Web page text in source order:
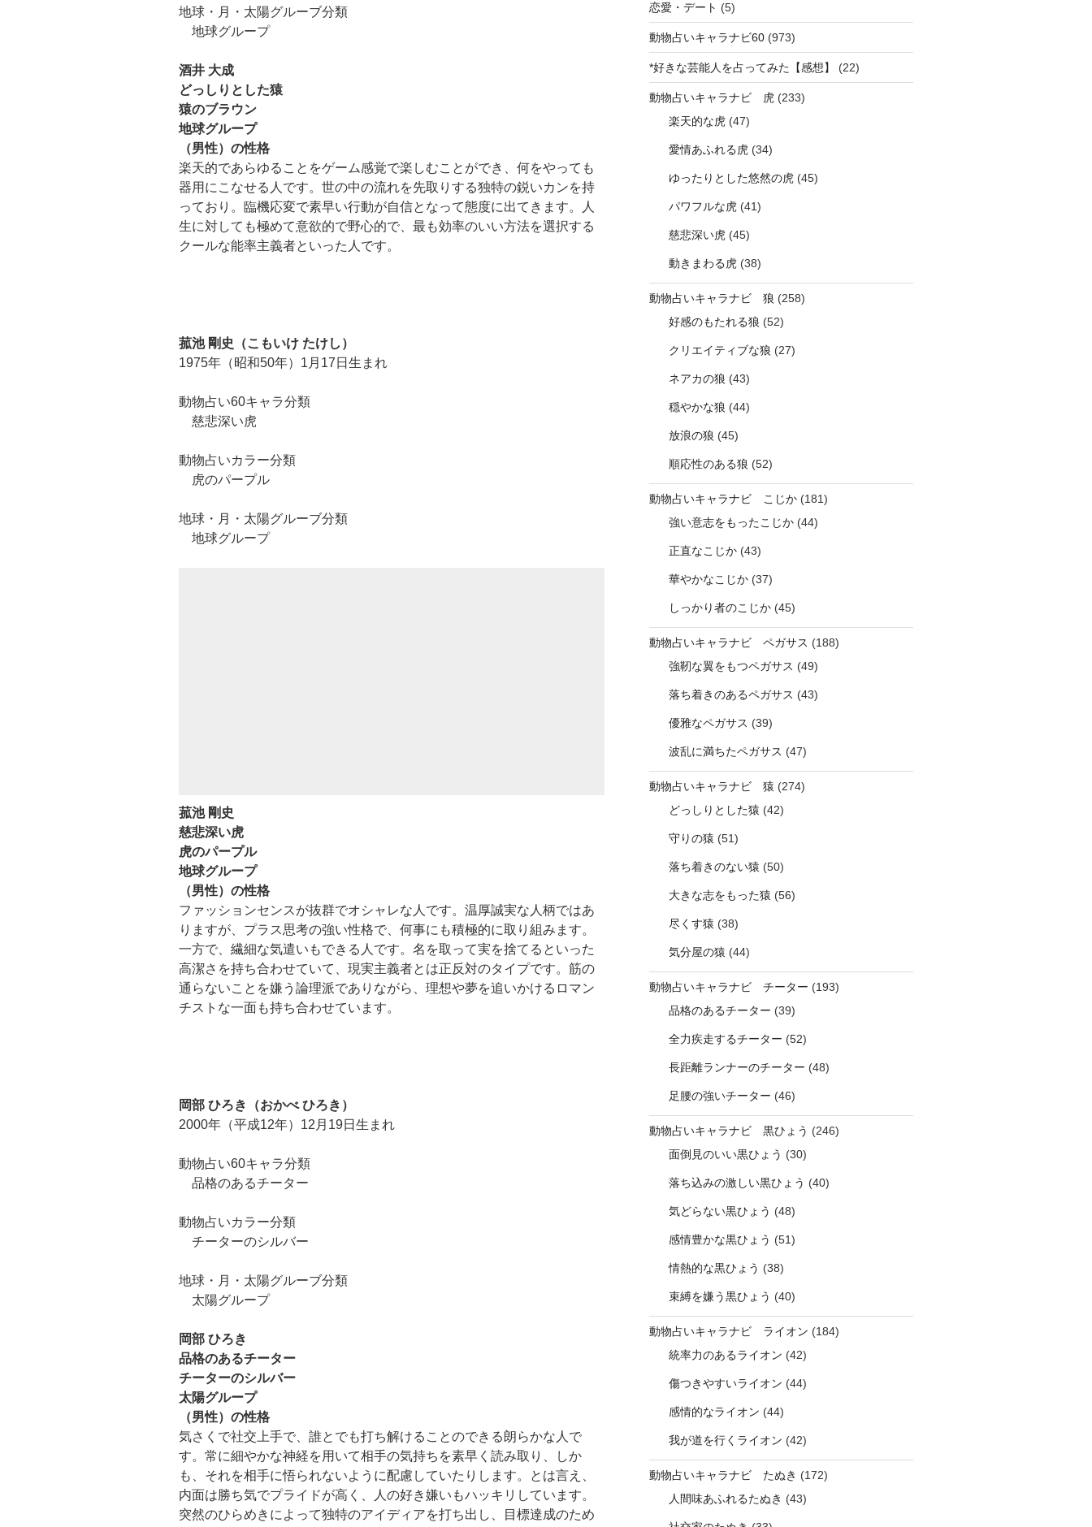
地球・月・太陽グルーブ分類
地球グループ
酒井 大成
どっしりとした猿
猿のブラウン
地球グループ
（男性）の性格
楽天的であらゆることをゲーム感覚で楽しむことができ、何をやっても
器用にこなせる人です。世の中の流れを先取りする独特の鋭いカンを持
っており。臨機応変で素早い行動が自信となって態度に出てきます。人
生に対しても極めて意欲的で野心的で、最も効率のいい方法を選択する
クールな能率主義者といった人です。
菰池 剛史（こもいけ たけし）
1975年（昭和50年）1月17日生まれ
動物占い60キャラ分類
慈悲深い虎
動物占いカラー分類
虎のパープル
地球・月・太陽グルーブ分類
地球グループ
菰池 剛史
慈悲深い虎
虎のパープル
地球グループ
（男性）の性格
ファッションセンスが抜群でオシャレな人です。温厚誠実な人柄ではあ
りますが、プラス思考の強い性格で、何事にも積極的に取り組みます。
一方で、繊細な気遣いもできる人です。名を取って実を捨てるといった
高潔さを持ち合わせていて、現実主義者とは正反対のタイプです。筋の
通らないことを嫌う論理派でありながら、理想や夢を追いかけるロマン
チストな一面も持ち合わせています。
岡部 ひろき（おかべ ひろき）
2000年（平成12年）12月19日生まれ
動物占い60キャラ分類
品格のあるチーター
動物占いカラー分類
チーターのシルバー
地球・月・太陽グルーブ分類
太陽グループ
岡部 ひろき
品格のあるチーター
チーターのシルバー
太陽グループ
（男性）の性格
気さくで社交上手で、誰とでも打ち解けることのできる朗らかな人で
す。常に細やかな神経を用いて相手の気持ちを素早く読み取り、しか
も、それを相手に悟られないように配慮していたりします。とは言え、
内面は勝ち気でプライドが高く、人の好き嫌いもハッキリしています。
突然のひらめきによって独特のアイディアを打ち出し、目標達成のため
恋愛・デート (5)
動物占いキャラナビ60(973)
*好きな芸能人を占ってみた【感想】 (22)
動物占いキャラナビ 虎(233)
楽天的な虎(47)
愛情あふれる虎(34)
ゆったりとした悠然の虎(45)
パワフルな虎(41)
慈悲深い虎(45)
動きまわる虎(38)
動物占いキャラナビ 狼 (258)
好感のもたれる狼 (52)
クリエイティブな狼 (27)
ネアカの狼 (43)
穏やかな狼 (44)
放浪の狼 (45)
順応性のある狼 (52)
動物占いキャラナビ こじか(181)
強い意志をもったこじか(44)
正直なこじか(43)
華やかなこじか(37)
しっかり者のこじか(45)
動物占いキャラナビ ペガサス (188)
強靭な翼をもつペガサス (49)
落ち着きのあるペガサス (43)
優雅なペガサス (39)
波乱に満ちたペガサス (47)
動物占いキャラナビ 猿 (274)
どっしりとした猿 (42)
守りの猿 (51)
落ち着きのない猿 (50)
大きな志をもった猿 (56)
尽くす猿 (38)
気分屋の猿 (44)
動物占いキャラナビ チーター (193)
品格のあるチーター (39)
全力疾走するチーター (52)
長距離ランナーのチーター (48)
足腰の強いチーター (46)
動物占いキャラナビ 黒ひょう (246)
面倒見のいい黒ひょう (30)
落ち込みの激しい黒ひょう (40)
気どらない黒ひょう (48)
感情豊かな黒ひょう (51)
情熱的な黒ひょう (38)
束縛を嫌う黒ひょう (40)
動物占いキャラナビ ライオン (184)
統率力のあるライオン (42)
傷つきやすいライオン (44)
感情的なライオン (44)
我が道を行くライオン (42)
動物占いキャラナビ たぬき (172)
人間味あふれるたぬき (43)